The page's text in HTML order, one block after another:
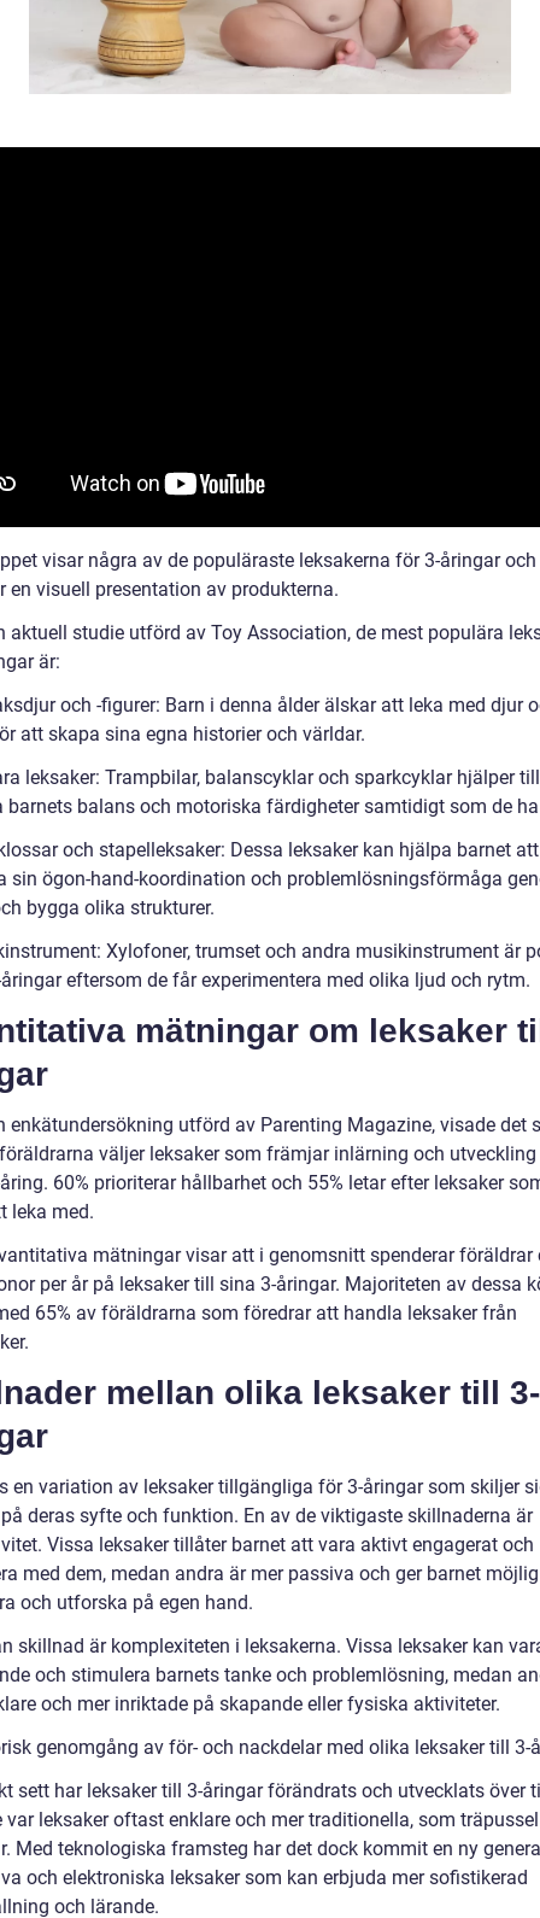
visar några av de populäraste leksakerna för 3-åringar och
en visuell presentation av produkterna.
aktuell studie utförd av Toy Association, de mest populära
är:
och -figurer: Barn i denna ålder älskar att leka med djur
att skapa sina egna historier och världar.
leksaker: Trampbilar, balanscyklar och sparkcyklar hjälper
barnets balans och motoriska färdigheter samtidigt som de
och stapelleksaker: Dessa leksaker kan hjälpa barnet att
sin ögon-hand-koordination och problemlösningsförmåga
bygga olika strukturer.
Xylofoner, trumset och andra musikinstrument är
eftersom de får experimentera med olika ljud och rytm.
mätningar om leksaker
enkätundersökning utförd av Parenting Magazine, visade det
väljer leksaker som främjar inlärning och
60% prioriterar hållbarhet och 55% letar efter leksaker
leka med.
mätningar visar att i genomsnitt spenderar föräldrar
per år på leksaker till sina 3-åringar. Majoriteten av dessa
65% av föräldrarna som föredrar att handla leksaker från
mellan olika leksaker till 3-
en variation av leksaker tillgängliga för 3-åringar som skiljer
deras syfte och funktion. En av de viktigaste skillnaderna är
Vissa leksaker tillåter barnet att vara aktivt engagerat och
med dem, medan andra är mer passiva och ger barnet
och utforska på egen hand.
skillnad är komplexiteten i leksakerna. Vissa leksaker kan
och stimulera barnets tanke och problemlösning, medan
och mer inriktade på skapande eller fysiska aktiviteter.
genomgång av för- och nackdelar med olika leksaker till 3-
sett har leksaker till 3-åringar förändrats och utvecklats över
var leksaker oftast enklare och mer traditionella, som
Med teknologiska framsteg har det dock kommit en ny
och elektroniska leksaker som kan erbjuda mer sofistikerad
och lärande.